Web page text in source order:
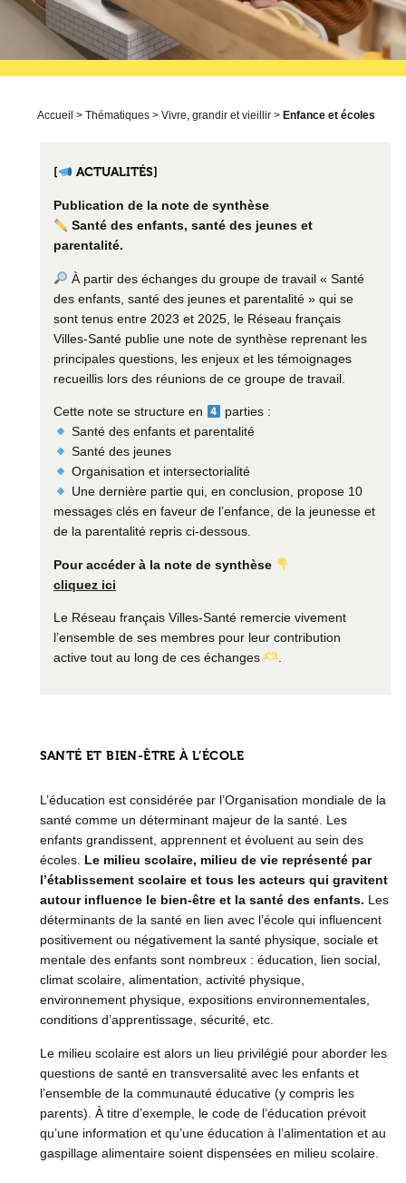
Accueil > Thématiques> Vivre, grandir et vieillir> Enfance et écoles
[ ACTUALITÉS]
Publication de la note de synthèse
Santé des enfants, santé des jeunes et
parentalité.
À partir des échanges du groupe de travail « Santé
des enfants, santé des jeunes et parentalité » qui se
sont tenus entre 2023 et 2025, le Réseau français
Villes-Santé publie une note de synthèse reprenant les
principales questions, les enjeux et les témoignages
recueillis lors des réunions de ce groupe de travail.
Cette note se structure en
parties :
Santé des enfants et parentalité
Santé des jeunes
Organisation et intersectorialité
Une dernière partie qui, en conclusion, propose 10
messages clés en faveur de l’enfance, de la jeunesse et
de la parentalité repris ci-dessous.
Pour accéder à la note de synthèse
cliquez ici
Le Réseau français Villes-Santé remercie vivement
l’ensemble de ses membres pour leur contribution
active tout au long de ces échanges
SANTÉ ET BIEN-ÊTRE À L’ÉCOLE
L’éducation est considérée par l’Organisation mondiale de la
santé comme un déterminant majeur de la santé. Les
enfants grandissent, apprennent et évoluent au sein des
écoles. Le milieu scolaire, milieu de vie représenté par
l’établissement scolaire et tous les acteurs qui gravitent
autour influence le bien-être et la santé des enfants. Les
déterminants de la santé en lien avec l’école qui influencent
positivement ou négativement la santé physique, sociale et
mentale des enfants sont nombreux : éducation, lien social,
climat scolaire, alimentation, activité physique,
environnement physique, expositions environnementales,
conditions d’apprentissage, sécurité, etc.
Le milieu scolaire est alors un lieu privilégié pour aborder les
questions de santé en transversalité avec les enfants et
l’ensemble de la communauté éducative (y compris les
parents). À titre d’exemple, le code de l’éducation prévoit
qu’une information et qu’une éducation à l’alimentation et au
gaspillage alimentaire soient dispensées en milieu scolaire.